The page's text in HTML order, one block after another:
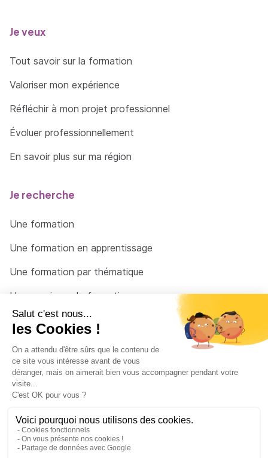
Je veux
Tout savoir sur la formation
Valoriser mon expérience
Réfléchir à mon projet professionnel
Évoluer professionnellement
En savoir plus sur ma région
Je recherche
Une formation
Une formation en apprentissage
Une formation par thématique
Un organisme de formation
Un conseiller
© 2026 - Côté Formations - par Via Compétences
Menu Pied de page
Mentions Légales